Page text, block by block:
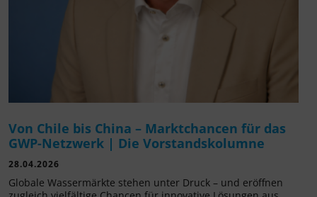
Von Chile bis China – Marktchancen für das
GWP-Netzwerk | Die Vorstandskolumne
28.04.2026
Globale Wassermärkte stehen unter Druck – und eröffnen